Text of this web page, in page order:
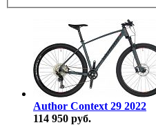
Author Context 29 2022
114 950 руб.